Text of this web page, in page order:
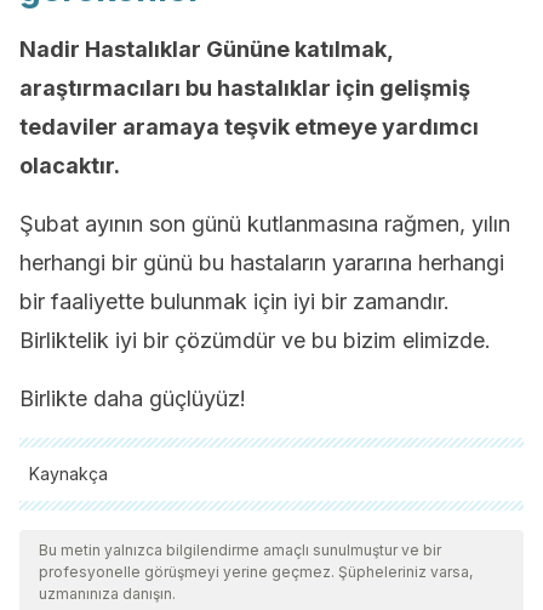
Nadir Hastalıklar Gününe katılmak,
araştırmacıları bu hastalıklar için gelişmiş
tedaviler aramaya teşvik etmeye yardımcı
olacaktır.
Şubat ayının son günü kutlanmasına rağmen, yılın
herhangi bir günü bu hastaların yararına herhangi
bir faaliyette bulunmak için iyi bir zamandır.
Birliktelik iyi bir çözümdür ve bu bizim elimizde.
Birlikte daha güçlüyüz!
Kaynakça
Tüm alıntı yapılan kaynaklar, kalitelerini, güvenilirliklerini,
güncelliklerini ve geçerliliklerini sağlamak için ekibimiz
tarafından derinlemesine incelendi. Bu makalenin bibliyografisi
Bu metin yalnızca bilgilendirme amaçlı sunulmuştur ve bir
profesyonelle görüşmeyi yerine geçmez. Şüpheleriniz varsa,
uzmanınıza danışın.